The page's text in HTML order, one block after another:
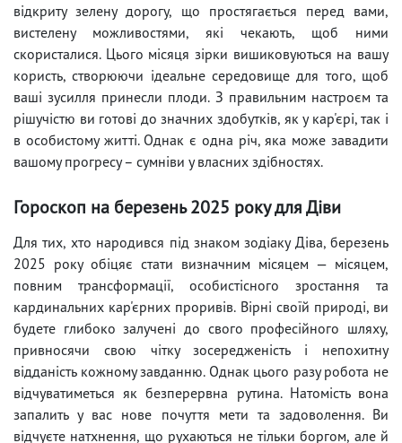
відкриту зелену дорогу, що простягається перед вами,
вистелену можливостями, які чекають, щоб ними
скористалися. Цього місяця зірки вишиковуються на вашу
користь, створюючи ідеальне середовище для того, щоб
ваші зусилля принесли плоди. З правильним настроєм та
рішучістю ви готові до значних здобутків, як у кар'єрі, так і
в особистому житті. Однак є одна річ, яка може завадити
вашому прогресу – сумніви у власних здібностях.
Гороскоп на березень 2025 року для Діви
Для тих, хто народився під знаком зодіаку Діва, березень
2025 року обіцяє стати визначним місяцем — місяцем,
повним трансформації, особистісного зростання та
кардинальних кар'єрних проривів. Вірні своїй природі, ви
будете глибоко залучені до свого професійного шляху,
привносячи свою чітку зосередженість і непохитну
відданість кожному завданню. Однак цього разу робота не
відчуватиметься як безперервна рутина. Натомість вона
запалить у вас нове почуття мети та задоволення. Ви
відчуєте натхнення, що рухаються не тільки боргом, але й